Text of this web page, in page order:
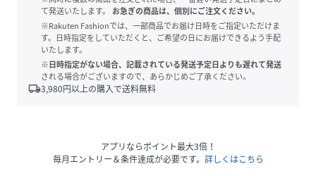
て発送いたします。
お急ぎの商品は、個別にご注文ください。
※Rakuten Fashionでは、一部商品でお届け日時をご指定いただけま
す。日時指定をしていただくと、ご希望の日にお届けできるよう手配
いたします。
※日時指定がない場合、記載されている発送予定日よりも遅れて発送
される場合がございますので、あらかじめご了承ください。
local_shipping3,980円以上の購入で送料無料
アプリならポイント最大3倍！
毎月エントリー＆条件達成が必要です。 詳しくはこちら